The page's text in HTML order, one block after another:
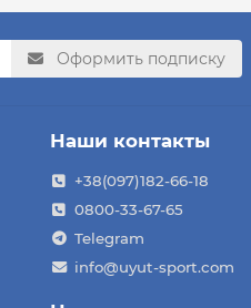
Оформить подписку
Наши контакты
+38(097)182-66-18
0800-33-67-65
Telegram
info@uyut-sport.com